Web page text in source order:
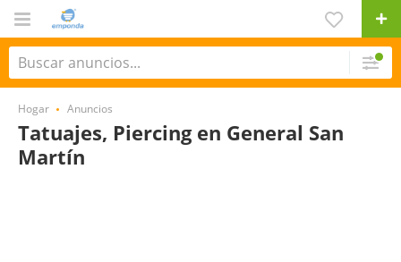
Hogar Anuncios
Tatuajes, Piercing en General San
Martín